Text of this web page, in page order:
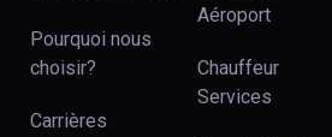
Pourquoi nous
choisir?
Carrières
Aéroport
Chauffeur
Services